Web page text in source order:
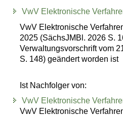
VwV Elektronische
VwV Elektronische
2025 (SächsJMBl. 2026 S.
Verwaltungsvorschrift vom
S. 148) geändert worden ist
Ist Nachfolger von:
VwV Elektronische
VwV Elektronische